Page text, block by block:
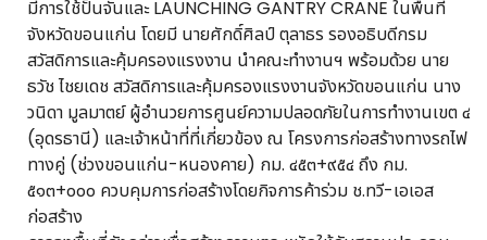
มีการใช้ปั้นจั่นและ LAUNCHING GANTRY CRANE ในพื้นที่
จังหวัดขอนแก่น โดยมี นายศักดิ์ศิลป์ ตุลาธร รองอธิบดีกรม
สวัสดิการและคุ้มครองแรงงาน นำคณะทำงานฯ พร้อมด้วย นาย
ธวัช ไชยเดช สวัสดิการและคุ้มครองแรงงานจังหวัดขอนแก่น นาง
วนิดา มูลมาตย์ ผู้อำนวยการศูนย์ความปลอดภัยในการทำงานเขต ๔
(อุดรธานี) และเจ้าหน้าที่ที่เกี่ยวข้อง ณ โครงการก่อสร้างทางรถไฟ
ทางคู่ (ช่วงขอนแก่น-หนองคาย) กม. ๔๕๓+๙๕๔ ถึง กม.
๕๑๓+๐๐๐ ควบคุมการก่อสร้างโดยกิจการค้าร่วม ช.ทวี-เอเอส
ก่อสร้าง